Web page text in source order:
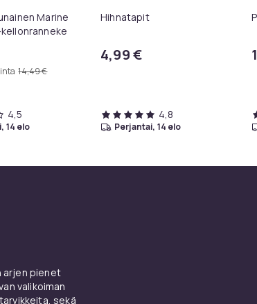
Marine
14,49 €
4,5
14 elo
Hihnatapit
4,99 €
4,8
perjantai, 14 elo
arjen pienet
valikoiman
sekä